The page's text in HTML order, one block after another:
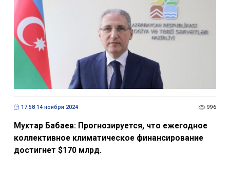
17:58 14 ноября 2024 996
Мухтар Бабаев: Прогнозируется, что ежегодное
коллективное климатическое финансирование
достигнет $170 млрд.